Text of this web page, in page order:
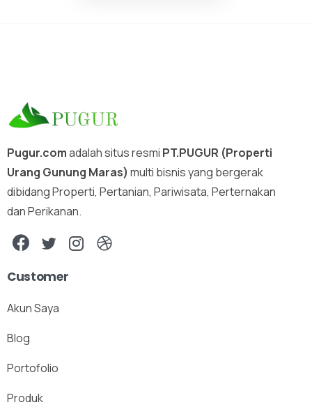
Pugur.comadalah situs resmi PT.PUGUR (Properti
Urang Gunung Maras) multi bisnis yang bergerak
dibidang Properti, Pertanian, Pariwisata, Perternakan
dan Perikanan.
Customer
Akun Saya
Blog
Portofolio
Produk